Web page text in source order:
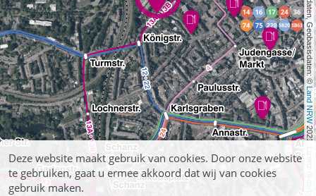
, Kartendaten, Geobasisdaten: ©
Land NRW
2021, Lizenz
Deze website maakt gebruik van cookies. Door onze website
te gebruiken, gaat u ermee akkoord dat wij van cookies
gebruik maken.